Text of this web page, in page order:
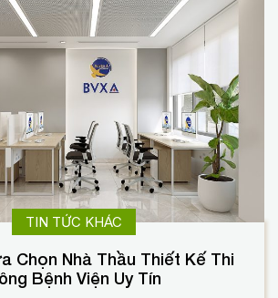
TIN TỨC KHÁC
Chọn Nhà Thầu Thiết Kế Thi
Bệnh Viện Uy Tín